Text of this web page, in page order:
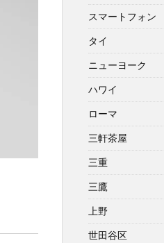
スマートフォン
タイ
ニューヨーク
ハワイ
ローマ
三軒茶屋
三重
三鷹
上野
世田谷区